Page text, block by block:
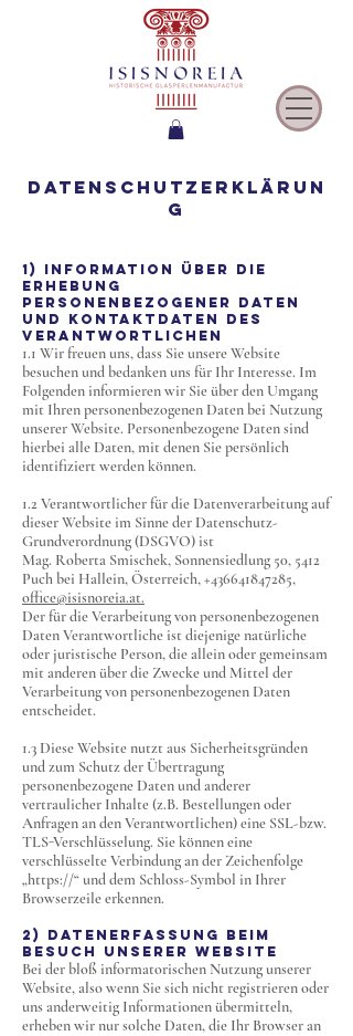
DATENSCHUTZERKLÄRUN
G
1) INFORMATION ÜBER DIE
ERHEBUNG
PERSONENBEZOGENER DATEN
UND KONTAKTDATEN DES
VERANTWORTLICHEN
1.1 Wir freuen uns, dass Sie unsere Website
besuchen und bedanken uns für Ihr Interesse. Im
Folgenden informieren wir Sie über den Umgang
mit Ihren personenbezogenen Daten bei Nutzung
unserer Website. Personenbezogene Daten sind
hierbei alle Daten, mit denen Sie persönlich
identifiziert werden können.
1.2 Verantwortlicher für die Datenverarbeitung auf
dieser Website im Sinne der Datenschutz-
Grundverordnung (DSGVO) ist
Mag. Roberta Smischek, Sonnensiedlung 50, 5412
Puch bei Hallein, Österreich,+436641847285,
office@isisnoreia.at.
Der für die Verarbeitung von personenbezogenen
Daten Verantwortliche ist diejenige natürliche
oder juristische Person, die allein oder gemeinsam
mit anderen über die Zwecke und Mittel der
Verarbeitung von personenbezogenen Daten
entscheidet.
1.3 Diese Website nutzt aus Sicherheitsgründen
und zum Schutz der Übertragung
personenbezogene Daten und anderer
vertraulicher Inhalte (z.B. Bestellungen oder
Anfragen an den Verantwortlichen) eine SSL-bzw.
TLS-Verschlüsselung. Sie können eine
verschlüsselte Verbindung an der Zeichenfolge
„https://“ und dem Schloss-Symbol in Ihrer
Browserzeile erkennen.
2) DATENERFASSUNG BEIM
BESUCH UNSERER WEBSITE
Bei der bloß informatorischen Nutzung unserer
Website, also wenn Sie sich nicht registrieren oder
uns anderweitig Informationen übermitteln,
erheben wir nur solche Daten, die Ihr Browser an